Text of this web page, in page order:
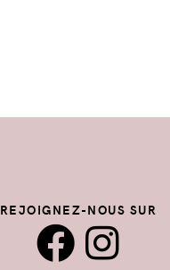
REJOIGNEZ-NOUS SUR